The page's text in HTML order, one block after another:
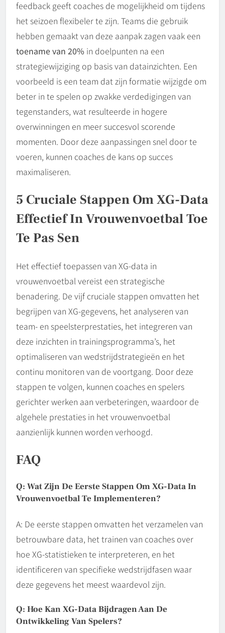
feedback geeft coaches de mogelijkheid om tijdens
het seizoen flexibeler te zijn. Teams die gebruik
hebben gemaakt van deze aanpak zagen vaak een
toename van 20% in doelpunten na een
strategiewijziging op basis van datainzichten. Een
voorbeeld is een team dat zijn formatie wijzigde om
beter in te spelen op zwakke verdedigingen van
tegenstanders, wat resulteerde in hogere
overwinningen en meer succesvol scorende
momenten. Door deze aanpassingen snel door te
voeren, kunnen coaches de kans op succes
maximaliseren.
5 Cruciale Stappen Om XG-Data
Effectief In Vrouwenvoetbal Toe
Te Pas Sen
Het effectief toepassen van XG-data in
vrouwenvoetbal vereist een strategische
benadering. De vijf cruciale stappen omvatten het
begrijpen van XG-gegevens, het analyseren van
team- en speelsterprestaties, het integreren van
deze inzichten in trainingsprogramma’s, het
optimaliseren van wedstrijdstrategieën en het
continu monitoren van de voortgang. Door deze
stappen te volgen, kunnen coaches en spelers
gerichter werken aan verbeteringen, waardoor de
algehele prestaties in het vrouwenvoetbal
aanzienlijk kunnen worden verhoogd.
FAQ
Q: Wat Zijn De Eerste Stappen Om XG-Data In
Vrouwenvoetbal Te Implementeren?
A: De eerste stappen omvatten het verzamelen van
betrouwbare data, het trainen van coaches over
hoe XG-statistieken te interpreteren, en het
identificeren van specifieke wedstrijdfasen waar
deze gegevens het meest waardevol zijn.
Q: Hoe Kan XG-Data Bijdragen Aan De
Ontwikkeling Van Spelers?